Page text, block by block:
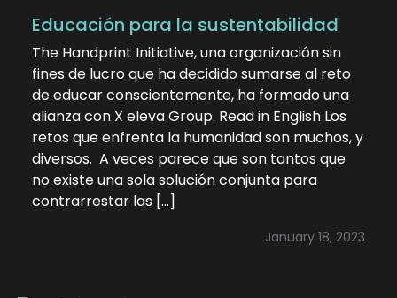
Educación para la sustentabilidad
The Handprint Initiative, una organización sin
fines de lucro que ha decidido sumarse al reto
de educar conscientemente, ha formado una
alianza con X eleva Group. Read in English Los
retos que enfrenta la humanidad son muchos, y
diversos. A veces parece que son tantos que
no existe una sola solución conjunta para
contrarrestar las […]
January 18, 2023